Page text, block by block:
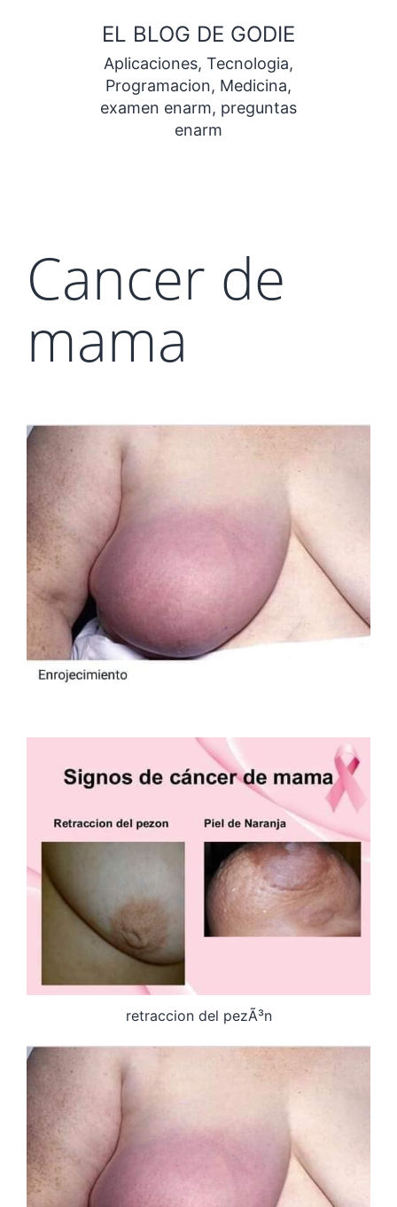
contenido
EL BLOG DE GODIE
Aplicaciones, Tecnologia,
Programacion, Medicina,
examen enarm, preguntas
enarm
Cancer de
mama
retraccion del pezÃ³n